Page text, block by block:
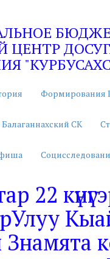
ЦЕНТР
Формирования
СК
22